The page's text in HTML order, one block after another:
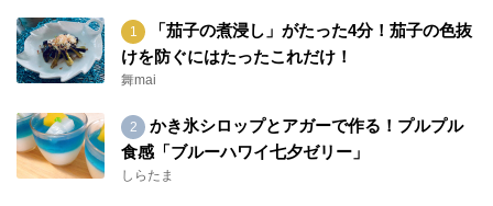
「茄子の煮浸し」がたった4分！茄子の色抜
けを防ぐにはたったこれだけ！
舞mai
かき氷シロップとアガーで作る！プルプル
食感「ブルーハワイ七夕ゼリー」
しらたま